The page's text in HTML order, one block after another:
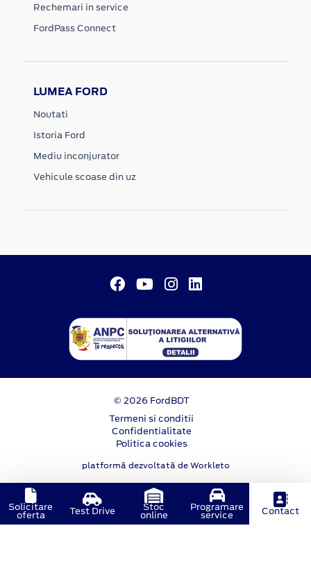
Rechemari in service
FordPass Connect
LUMEA FORD
Noutati
Istoria Ford
Mediu inconjurator
Vehicule scoase din uz
© 2026 FordBDT
Termeni si conditii
Confidentialitate
Politica cookies
platformă dezvoltată de Workleto
Solicitare
oferta Test Drive Stoc
online
Programare
service Contact